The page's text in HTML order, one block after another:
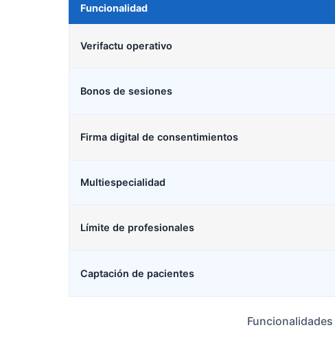
Funcionalidad
Verifactu operativo
Bonos de sesiones
Firma digital de consentimientos
Multiespecialidad
Límite de profesionales
Captación de pacientes